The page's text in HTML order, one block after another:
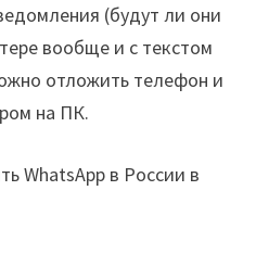
(будут ли они
вообще и с текстом
отложить телефон и
на ПК.